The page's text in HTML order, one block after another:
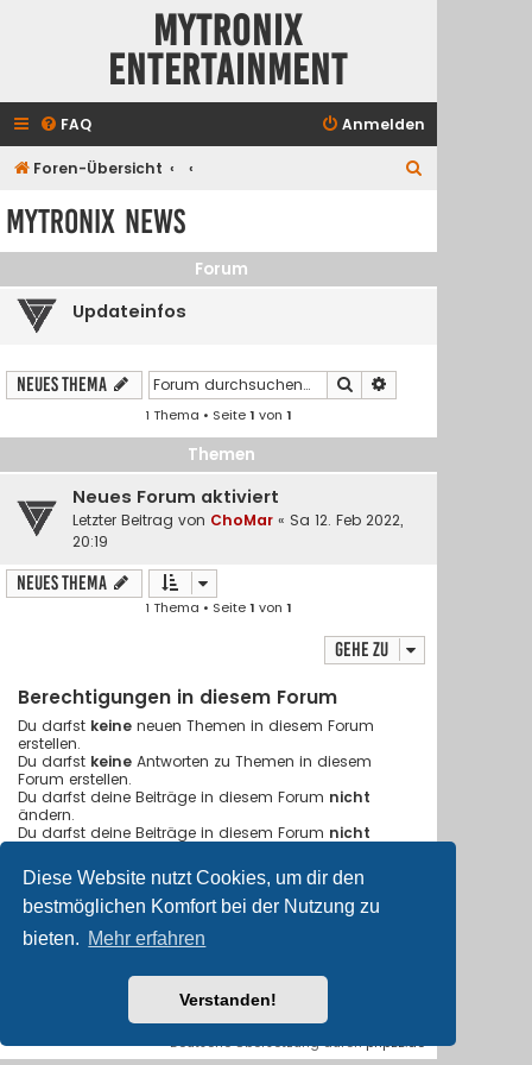
Diese Website nutzt Cookies, um dir den
bestmöglichen Komfort bei der Nutzung zu
bieten. Mehr erfahren
Verstanden!
Mytronix
Entertainment
FAQ Anmelden
Foren-Übersicht
e
Mytronix News
Forum
Updateinfos
Neues Thema Suche
1 Thema • Seite1 von1
Themen
Neues Forum aktiviert
Letzter Beitrag von ChoMar « Sa 12. Feb 2022,
20:19
Neues Thema
1 Thema • Seite1 von1
Gehe zu
Berechtigungen in diesem Forum
Du darfst keine neuen Themen in diesem Forum
erstellen.
Du darfst keine Antworten zu Themen in diesem
Forum erstellen.
Du darfst deine Beiträge in diesem Forum nicht
ändern.
Du darfst deine Beiträge in diesem Forum nicht
Du darfstkeineDateianhänge in diesem Forum
erstellen.
Foren-Übersicht
Ian Bradley• Powered byphpBB® Forum Software
Deutsche Übersetzung durchphpBB.de